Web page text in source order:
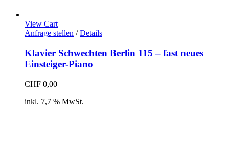
View Cart
Anfrage stellen / Details
Klavier Schwechten Berlin 115 – fast neues
Einsteiger-Piano
CHF 0,00
inkl. 7,7 % MwSt.